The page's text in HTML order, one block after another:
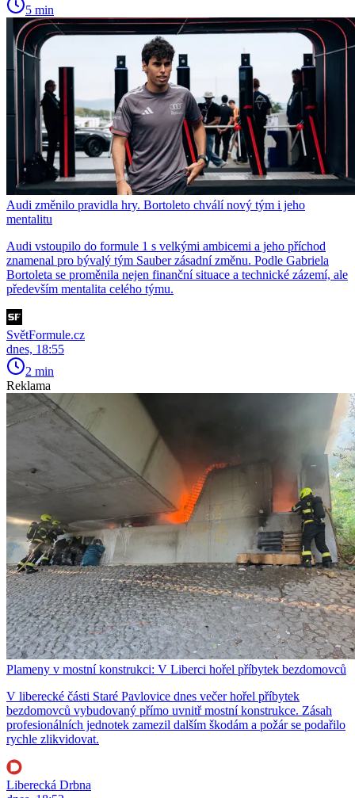
5 min
Audi změnilo pravidla hry. Bortoleto chválí nový tým i jeho
mentalitu
Audi vstoupilo do formule 1 s velkými ambicemi a jeho příchod
znamenal pro bývalý tým Sauber zásadní změnu. Podle Gabriela
Bortoleta se proměnila nejen finanční situace a technické zázemí, ale
především mentalita celého týmu.
SvětFormule.cz
dnes, 18:55
2 min
Reklama
Plameny v mostní konstrukci: V Liberci hořel příbytek bezdomovců
V liberecké části Staré Pavlovice dnes večer hořel příbytek
bezdomovců vybudovaný přímo uvnitř mostní konstrukce. Zásah
profesionálních jednotek zamezil dalším škodám a požár se podařilo
rychle zlikvidovat.
Liberecká Drbna